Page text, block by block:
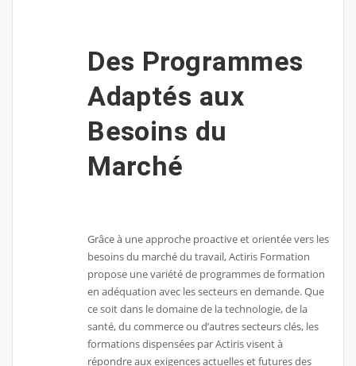
Des Programmes
Adaptés aux
Besoins du
Marché
Grâce à une approche proactive et orientée vers les
besoins du marché du travail, Actiris Formation
propose une variété de programmes de formation
en adéquation avec les secteurs en demande. Que
ce soit dans le domaine de la technologie, de la
santé, du commerce ou d’autres secteurs clés, les
formations dispensées par Actiris visent à
répondre aux exigences actuelles et futures des